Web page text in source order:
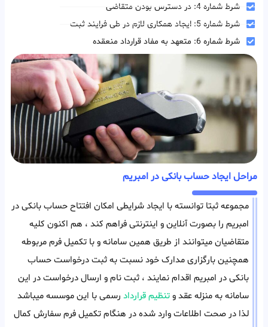
شرط شماره 4: در دسترس بودن متقاضی
شرط شماره 5: ایجاد همکاری لازم در طی فرایند ثبت
شرط شماره 6: متعهد به مفاد قرارداد منعقده
مراحل ایجاد حساب بانکی در امبریم
مجموعه ثبتا توانسته با ایجاد شرایطی امکان افتتاح حساب بانکی در
امبریم را بصورت آنلاین و اینترنتی فراهم کند ، هم اکنون کلیه
متقاضیان میتوانند از طریق همین سامانه و با تکمیل فرم مربوطه
همچنین بارگزاری مدارک خود نسبت به ثبت درخواست حساب
بانکی در امبریم اقدام نمایند ، ثبت نام و ارسال درخواست در این
سامانه به منزله عقد وتنظیم قرارداد رسمی با این موسسه میباشد
لذا در صحت اطلاعات وارد شده در هنگام تکمیل فرم سفارش کمال